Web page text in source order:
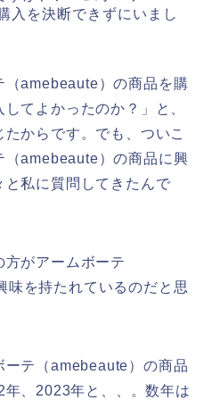
入を決断できずにいまし
（amebeaute）の商品を購
てよかったのか？」と、
からです。でも、ついこ
（amebeaute）の商品に興
私に質問してきたんで
方がアームボーテ
味を持たれているのだと思
ーテ（amebeaute）の商品
、2023年と、、。数年は